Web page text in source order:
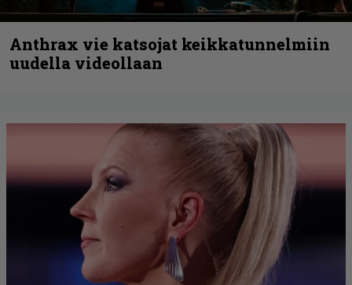
Anthrax vie katsojat keikkatunnelmiin
uudella videollaan